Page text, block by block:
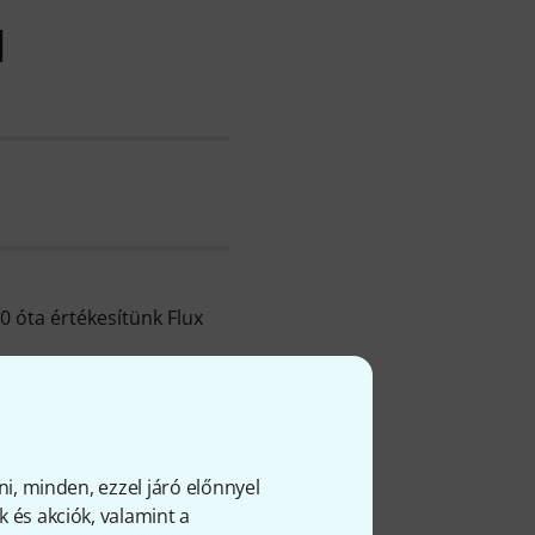
minden, ezzel járó előnnyel
és akciók, valamint a
óta értékesítünk Flux
további